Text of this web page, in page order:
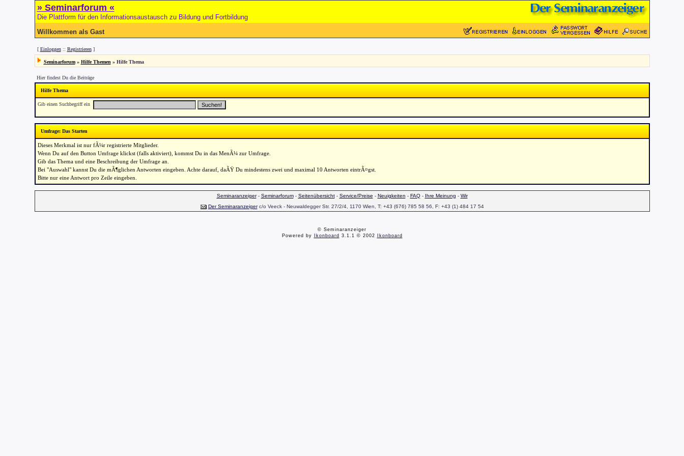
» Seminarforum «
Die Plattform für den Informationsaustausch zu Bildung und Fortbildung
Willkommen als Gast
[ Einloggen:: Registrieren]
Seminarforum» Hilfe Themen » Hilfe Thema
Hier findest Du die Beiträge
Hilfe Thema
Gib einen Suchbegriff ein
Umfrage: Das Starten
Dieses Merkmal ist nur fÃ¼r registrierte Mitglieder.
Wenn Du auf den Button Umfrage klickst (falls aktiviert), kommst Du in das MenÃ¼ zur Umfrage.
Gib das Thema und eine Beschreibung der Umfrage an.
Bei "Auswahl" kannst Du die mÃ¶glichen Antworten eingeben. Achte darauf, daÃŸ Du mindestens zwei und maximal 10 Antworten eintrÃ¤gst.
Bitte nur eine Antwort pro Zeile eingeben.
Seminaranzeiger- Seminarforum- Seitenübersicht- Service/Preise - Neuigkeiten - FAQ- Ihre Meinung - Wir
Der Seminaranzeigerc/o Veeck - Neuwaldegger Str. 27/2/4, 1170 Wien, T: +43 (676) 785 58 56, F: +43 (1) 484 17 54
© Seminaranzeiger
Powered by
Ikonboard 3.1.1 © 2002 Ikonboard